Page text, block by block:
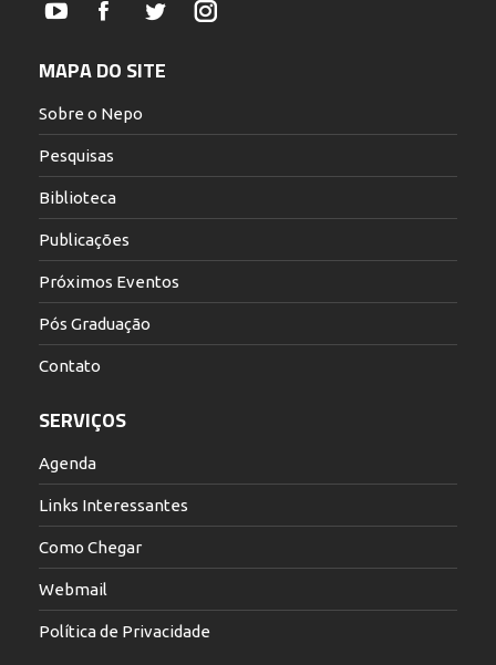
YouTubeFacebookTwitterInstagram
MAPA DO SITE
Sobre o Nepo
Pesquisas
Biblioteca
Publicações
Próximos Eventos
Pós Graduação
Contato
SERVIÇOS
Agenda
Links Interessantes
Como Chegar
Webmail
Política de Privacidade